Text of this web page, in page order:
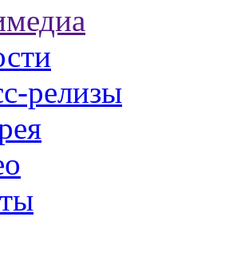
релизы